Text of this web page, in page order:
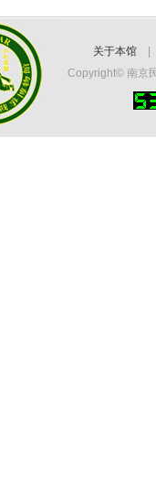
关于本馆
Copyright© 南京